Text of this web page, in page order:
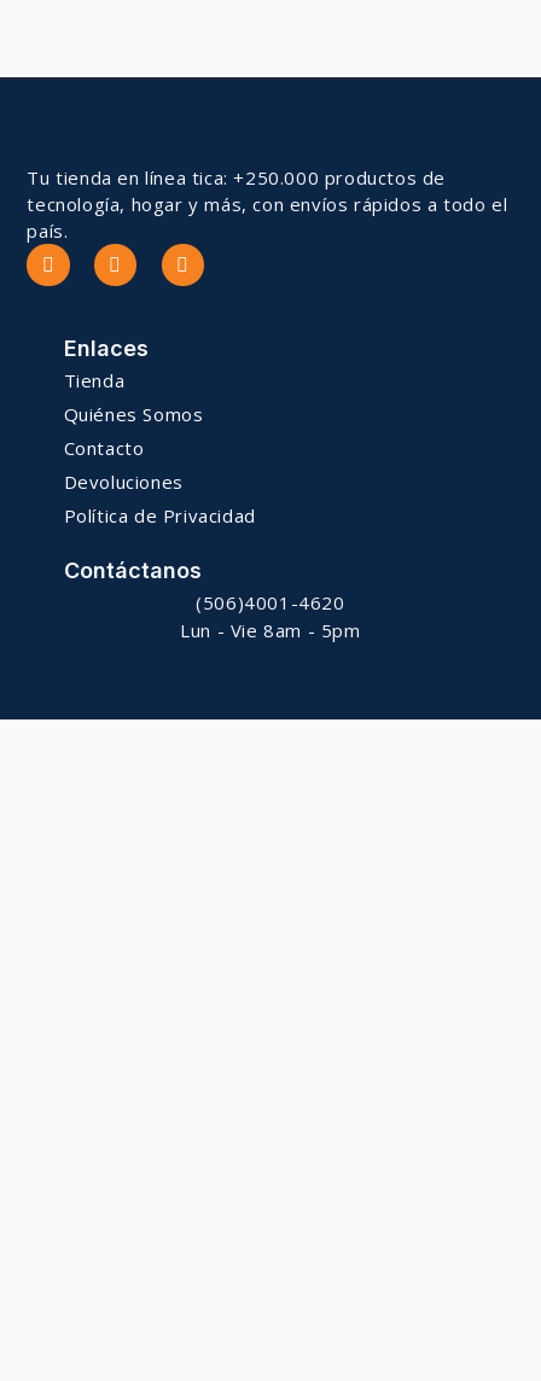
Tu tienda en línea tica: +250.000 productos de
tecnología, hogar y más, con envíos rápidos a todo el
país.
Enlaces
Tienda
Quiénes Somos
Contacto
Devoluciones
Política de Privacidad
Contáctanos
(506)4001-4620
Lun - Vie 8am - 5pm